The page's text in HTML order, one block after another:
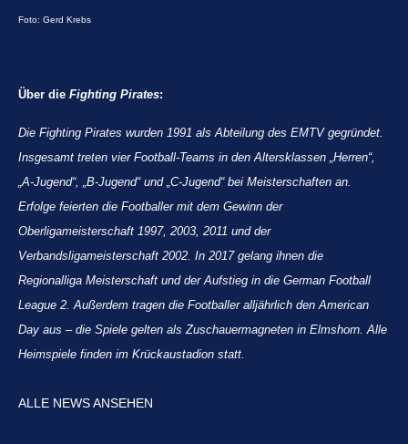
Foto: Gerd Krebs
Über die Fighting Pirates:
Die Fighting Pirates wurden 1991 als Abteilung des EMTV gegründet.
Insgesamt treten vier Football-Teams in den Altersklassen „Herren“,
„A-Jugend“, „B-Jugend“ und „C-Jugend“ bei Meisterschaften an.
Erfolge feierten die Footballer mit dem Gewinn der
Oberligameisterschaft 1997, 2003, 2011 und der
Verbandsligameisterschaft 2002. In 2017 gelang ihnen die
Regionalliga Meisterschaft und der Aufstieg in die German Football
League 2. Außerdem tragen die Footballer alljährlich den American
Day aus – die Spiele gelten als Zuschauermagneten in Elmshorn. Alle
Heimspiele finden im Krückaustadion statt.
ALLE NEWS ANSEHEN